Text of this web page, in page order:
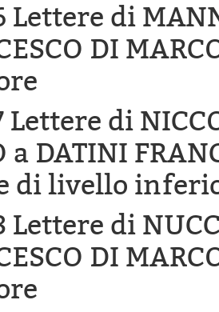
Lettere di
DI
Lettere di
a DATINI
di livello
Lettere di
DI